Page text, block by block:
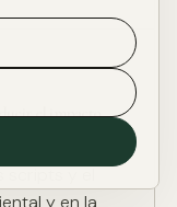
el impacto
scripts y el
y en la